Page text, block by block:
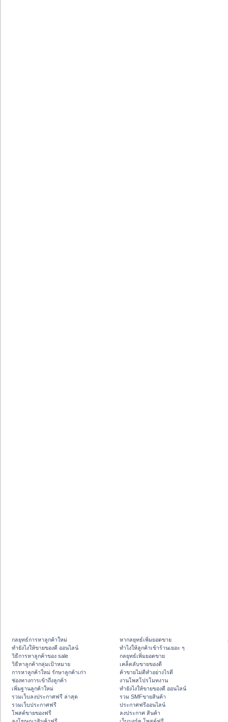
กลยุทธ์การหาลูกค้าใหม่
ทํายังไงให้ขายของดี ออนไลน์
วิธีการหาลูกค้าของ sale
วิธีหาลูกค้ากลุ่มเป้าหมาย
การหาลูกค้าใหม่ รักษาลูกค้าเก่า
ช่องทางการเข้าถึงลูกค้า
เพิ่มฐานลูกค้าใหม่
รวมเว็บลงประกาศฟรี ล่าสุด
รวมเว็บประกาศฟรี
โพสต์ขายของฟรี
หากลยุทธ์เพิ่มยอดขาย
ทําไงให้ลูกค้าเข้าร้านเยอะ ๆ
กลยุทธ์เพิ่มยอดขาย
เคล็ดลับขายของดี
ค้าขายไม่ดีทำอย่างไรดี
งานโพสโปรโมทงาน
ทํายังไงให้ขายของดี ออนไลน์
รวม SMFขายสินค้า
ประกาศฟรีออนไลน์
ลงประกาศ สินค้า